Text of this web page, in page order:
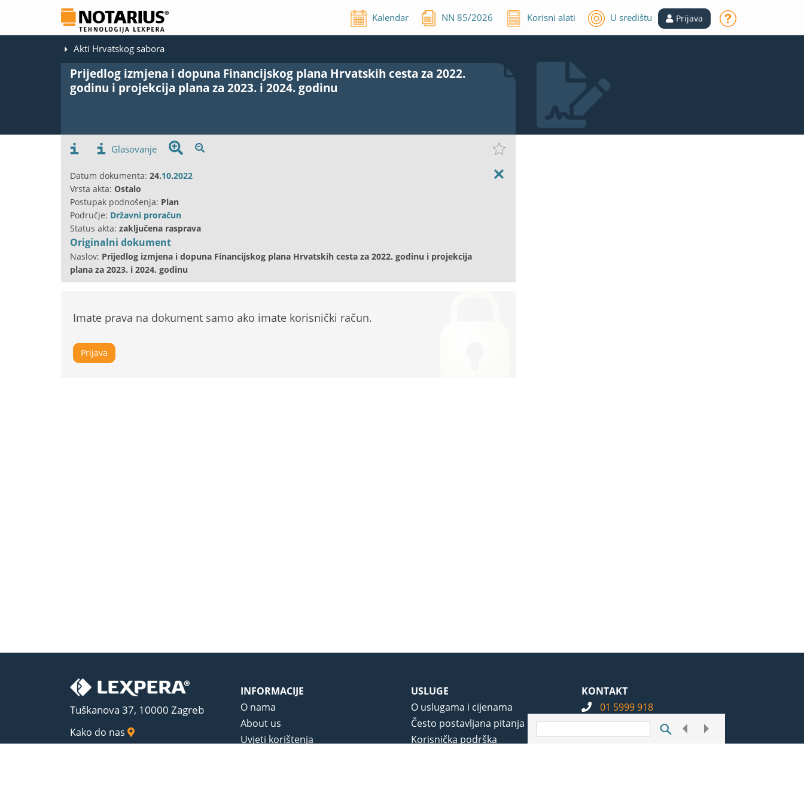
Kalendar NN85/2026 Korisni alati U središtu Prijava
Akti Hrvatskog sabora
Prijedlog izmjena i dopuna Financijskog plana Hrvatskih cesta za 2022.
godinu i projekcija plana za 2023. i 2024. godinu
Glasovanje
Datum dokumenta: 24.10.2022
Vrsta akta: Ostalo
Postupak podnošenja: Plan
Područje: Državni proračun
Status akta: zaključena rasprava
Originalni dokument
Naslov: Prijedlog izmjena i dopuna Financijskog plana Hrvatskih cesta za 2022. godinu i projekcija
plana za 2023. i 2024. godinu
Imate prava na dokument samo ako imate korisnički račun.
Prijava
Tuškanova 37, 10000 Zagreb
Kako do nas
INFORMACIJE
O nama
About us
Uvjeti korištenja
USLUGE
O uslugama i cijenama
Često postavljana pitanja
Korisnička podrška
KONTAKT
01 5999 918
info@notarius.hr